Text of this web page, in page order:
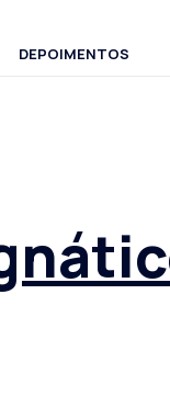
DEPOIMENTOS